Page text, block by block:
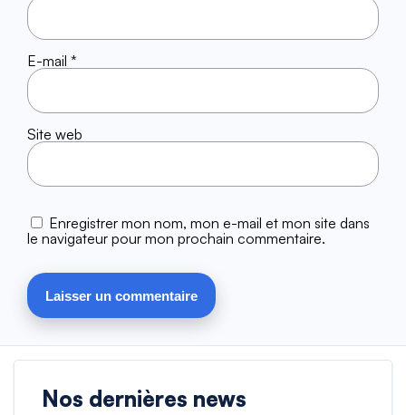
E-mail *
Site web
Enregistrer mon nom, mon e-mail et mon site dans
le navigateur pour mon prochain commentaire.
Nos dernières news